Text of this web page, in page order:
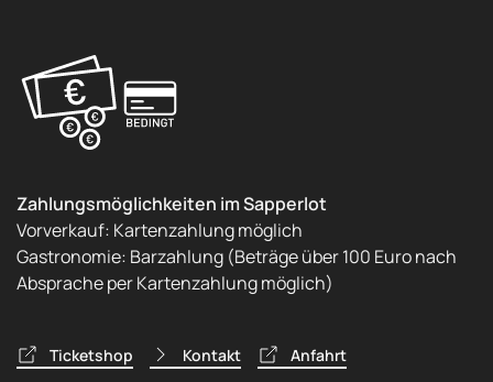
Zahlungsmöglichkeiten im Sapperlot
Vorverkauf: Kartenzahlung möglich
Gastronomie: Barzahlung (Beträge über 100 Euro nach
Absprache per Kartenzahlung möglich)
Ticketshop Kontakt Anfahrt